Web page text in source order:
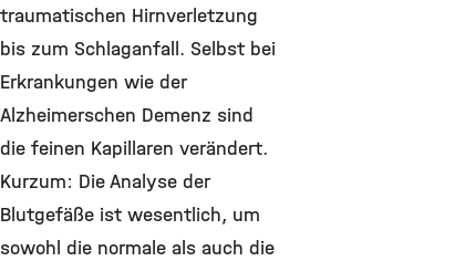
traumatischen Hirnverletzung
bis zum Schlaganfall. Selbst bei
Erkrankungen wie der
Alzheimerschen Demenz sind
die feinen Kapillaren verändert.
Kurzum: Die Analyse der
Blutgefäße ist wesentlich, um
sowohl die normale als auch die